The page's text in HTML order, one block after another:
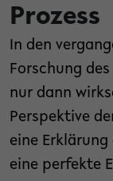
Prozess
In den
Forschung des
nur dann
Perspektive
eine
eine perfekte